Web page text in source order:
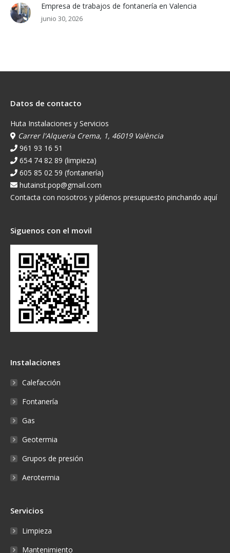
Empresa de trabajos de fontanería en Valencia
junio 30, 2026
Datos de contacto
Huta Instalaciones y Servicios
Carrer l'Alqueria Crema, 1, 46019 València
961 93 16 51
654 74 82 89 (limpieza)
605 85 02 59 (fontanería)
hutainst.pop@gmail.com
Contacta con nosotros y pídenos presupuesto pinchando aquí
Siguenos con el movil
Instalaciones
Calefacción
Fontanería
Gas
Geotermia
Grupos de presión
Aerotermia
Servicios
Limpieza
Mantenimiento